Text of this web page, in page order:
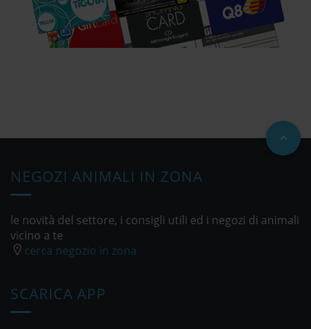
NEGOZI ANIMALI IN ZONA
le novità del settore, i consigli utili ed i negozi di animali
vicino a te
cerca negozio in zona
SCARICA APP